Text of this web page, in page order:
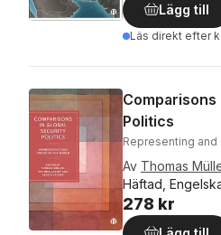
Lägg till
Läs direkt efter
Politics
Representing and
Av Thomas
Häftad,
278 kr